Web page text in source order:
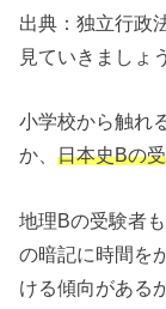
出典：独立行政
見ていきましょ
小学校から触れ
か、日本史Bの
地理Bの受験者
の暗記に時間を
ける傾向がある